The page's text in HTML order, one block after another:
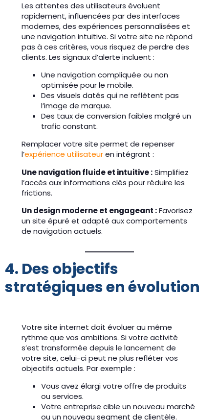
Les attentes des utilisateurs évoluent
rapidement, influencées par des interfaces
modernes, des expériences personnalisées et
une navigation intuitive. Si votre site ne répond
pas à ces critères, vous risquez de perdre des
clients. Les signaux d’alerte incluent :
Une navigation compliquée ou non
optimisée pour le mobile.
Des visuels datés qui ne reflètent pas
l’image de marque.
Des taux de conversion faibles malgré un
trafic constant.
Remplacer votre site permet de repenser
l’expérience utilisateuren intégrant :
Une navigation fluide et intuitive :Simplifiez
l’accès aux informations clés pour réduire les
frictions.
Un design moderne et engageant :Favorisez
un site épuré et adapté aux comportements
de navigation actuels.
4. Des objectifs
stratégiques en évolution
Votre site internet doit évoluer au même
rythme que vos ambitions. Si votre activité
s’est transformée depuis le lancement de
votre site, celui-ci peut ne plus refléter vos
objectifs actuels. Par exemple :
Vous avez élargi votre offre de produits
ou services.
Votre entreprise cible un nouveau marché
ou un nouveau segment de clientèle.